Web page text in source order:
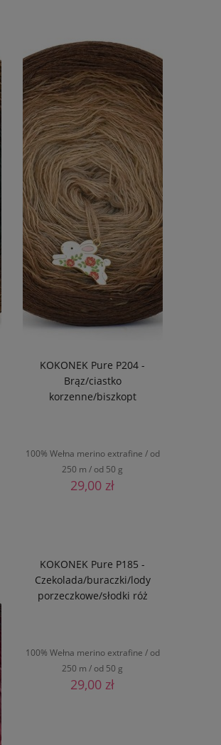
KOKONEK Pure P204 -
Brąz/ciastko
korzenne/biszkopt
100% Wełna merino extrafine / od
250 m / od 50 g
29,00 zł
KOKONEK Pure P185 -
Czekolada/buraczki/lody
porzeczkowe/słodki róż
100% Wełna merino extrafine / od
250 m / od 50 g
29,00 zł